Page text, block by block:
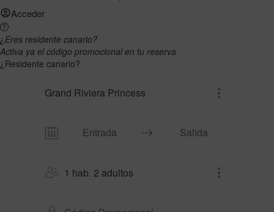
Acceder
¿Eres residente canario?
Activa ya el código promocional en tu reserva
¿Residente canario?
Grand Riviera Princess
1 hab. 2 adultos